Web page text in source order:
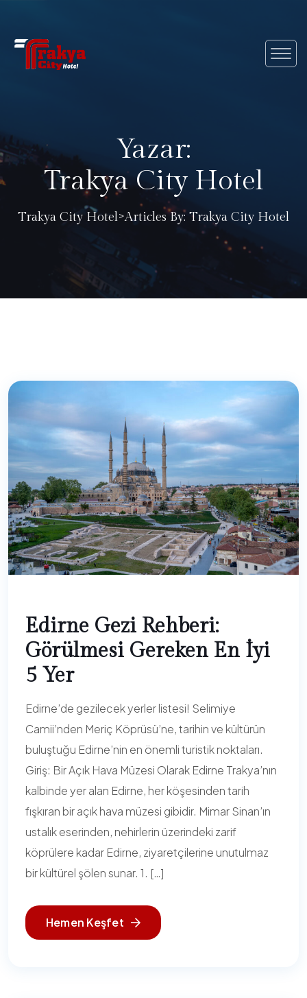
Yazar:
Trakya City Hotel
Trakya City Hotel>Articles By: Trakya City Hotel
Edirne Gezi Rehberi:
Görülmesi Gereken En İyi
5 Yer
Edirne’de gezilecek yerler listesi! Selimiye
Camii’nden Meriç Köprüsü’ne, tarihin ve kültürün
buluştuğu Edirne’nin en önemli turistik noktaları.
Giriş: Bir Açık Hava Müzesi Olarak Edirne Trakya’nın
kalbinde yer alan Edirne, her köşesinden tarih
fışkıran bir açık hava müzesi gibidir. Mimar Sinan’ın
ustalık eserinden, nehirlerin üzerindeki zarif
köprülere kadar Edirne, ziyaretçilerine unutulmaz
bir kültürel şölen sunar. 1. […]
Hemen Keşfet